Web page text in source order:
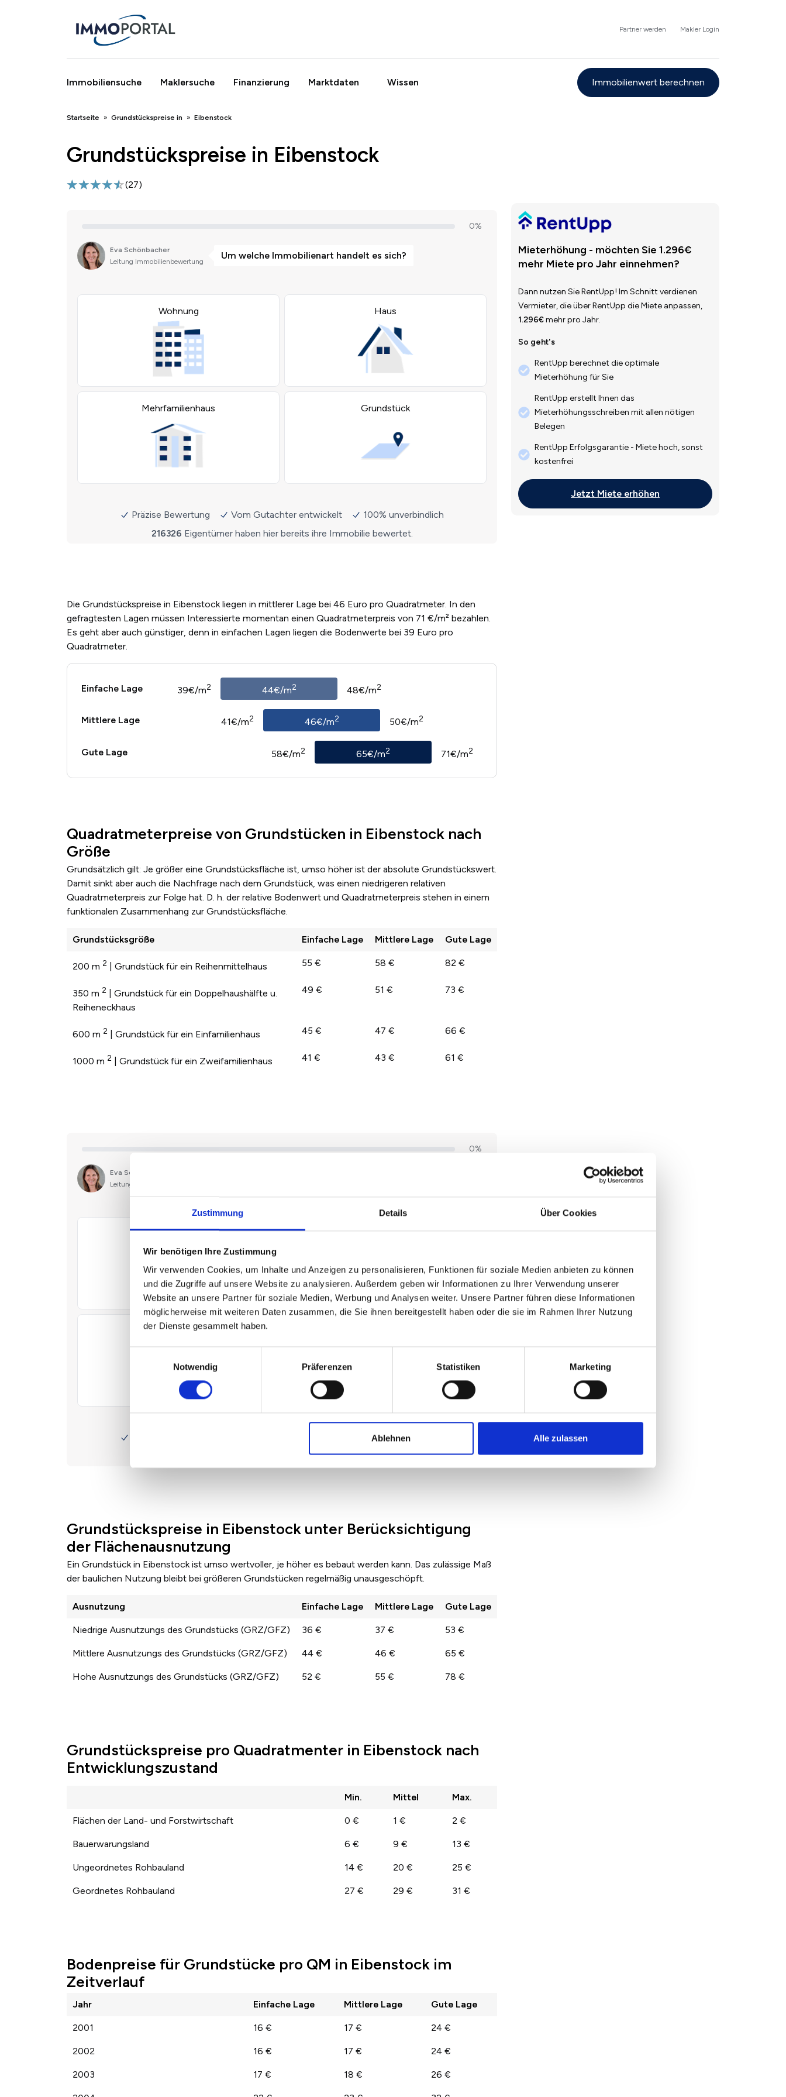
Zustimmung Details Über Cookies
Wir benötigen Ihre Zustimmung
Wir verwenden Cookies, um Inhalte und Anzeigen zu personalisieren, Funktionen für soziale Medien anbieten zu können
und die Zugriffe auf unsere Website zu analysieren. Außerdem geben wir Informationen zu Ihrer Verwendung unserer
Website an unsere Partner für soziale Medien, Werbung und Analysen weiter. Unsere Partner führen diese Informationen
möglicherweise mit weiteren Daten zusammen, die Sie ihnen bereitgestellt haben oder die sie im Rahmen Ihrer Nutzung
der Dienste gesammelt haben.
Notwendig
Präferenzen Statistiken Marketing
Ablehnen Alle zulassen
Partner werden Makler Login
Immobiliensuche Maklersuche Finanzierung Marktdaten Wissen Immobilienwert berechnen
Breadcrumb
Startseite Grundstückspreise in Eibenstock
Grundstückspreise in Eibenstock
(27)
Die Grundstückspreise in Eibenstock liegen in mittlerer Lage bei 46 Euro pro Quadratmeter. In den
gefragtesten Lagen müssen Interessierte momentan einen Quadratmeterpreis von 71 €/m² bezahlen.
Es geht aber auch günstiger, denn in einfachen Lagen liegen die Bodenwerte bei 39 Euro pro
Quadratmeter.
Einfache Lage 39€/m2 44€/m2 48€/m2
Mittlere Lage 41€/m2 46€/m2 50€/m2
Gute Lage 58€/m2 65€/m2 71€/m2
Quadratmeterpreise von Grundstücken in Eibenstock nach
Größe
Grundsätzlich gilt: Je größer eine Grundstücksfläche ist, umso höher ist der absolute Grundstückswert.
Damit sinkt aber auch die Nachfrage nach dem Grundstück, was einen niedrigeren relativen
Quadratmeterpreis zur Folge hat. D. h. der relative Bodenwert und Quadratmeterpreis stehen in einem
funktionalen Zusammenhang zur Grundstücksfläche.
Grundstücksgröße Einfache Lage Mittlere Lage Gute Lage
200 m 2 | Grundstück für ein Reihenmittelhaus 55 € 58 € 82 €
350 m 2
| Grundstück für ein Doppelhaushälfte u.
Reiheneckhaus
49 € 51 € 73 €
600 m 2 | Grundstück für ein Einfamilienhaus 45 € 47 € 66 €
1000 m 2 | Grundstück für ein Zweifamilienhaus 41 € 43 € 61 €
Grundstückspreise in Eibenstock unter Berücksichtigung
der Flächenausnutzung
Ein Grundstück in Eibenstock ist umso wertvoller, je höher es bebaut werden kann. Das zulässige Maß
der baulichen Nutzung bleibt bei größeren Grundstücken regelmäßig unausgeschöpft.
Ausnutzung Einfache Lage Mittlere Lage Gute Lage
Niedrige Ausnutzungs des Grundstücks (GRZ/GFZ) 36 € 37 € 53 €
Mittlere Ausnutzungs des Grundstücks (GRZ/GFZ) 44 € 46 € 65 €
Hohe Ausnutzungs des Grundstücks (GRZ/GFZ) 52 € 55 € 78 €
Grundstückspreise pro Quadratmenter in Eibenstock nach
Entwicklungszustand
Min. Mittel Max.
Flächen der Land- und Forstwirtschaft 0 € 1 € 2 €
Bauerwarungsland 6 € 9 € 13 €
Ungeordnetes Rohbauland 14 € 20 € 25 €
Geordnetes Rohbauland 27 € 29 € 31 €
Bodenpreise für Grundstücke pro QM in Eibenstock im
Zeitverlauf
Jahr Einfache Lage Mittlere Lage Gute Lage
2001 16 € 17 € 24 €
2002 16 € 17 € 24 €
2003 17 € 18 € 26 €
Mieterhöhung - möchten Sie 1.296€
mehr Miete pro Jahr einnehmen?
Dann nutzen Sie RentUpp! Im Schnitt verdienen
Vermieter, die über RentUpp die Miete anpassen,
1.296€mehr pro Jahr.
So geht's
RentUpp berechnet die optimale
Mieterhöhung für Sie
RentUpp erstellt Ihnen das
Mieterhöhungsschreiben mit allen nötigen
Belegen
RentUpp Erfolgsgarantie - Miete hoch, sonst
kostenfrei
Jetzt Miete erhöhen